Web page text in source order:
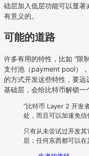
础层加入低层功能可以显
有意义的。
可能的道路
许多有用的特性，比如 “限
支付池（payment pool）
的方式开发这些特性，要
基础层，会给比特币解锁一
“比特币 Layer 2 开发
处，而且可以加速免信
只有从未尝试过开发
层；任何东西都可以在